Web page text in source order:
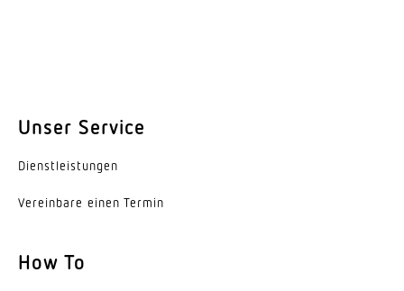
Montagehöhe max
4,00 m
2000 W
Ja
Unser Service
Dienst­leis­tungen
Vereinbare einen Termin
How To